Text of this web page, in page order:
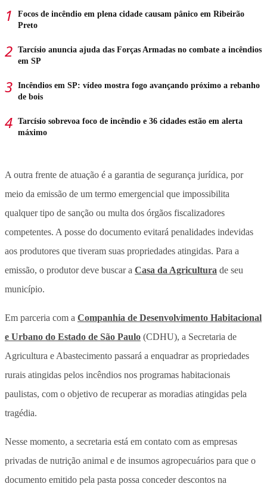
Focos de incêndio em plena cidade causam pânico em Ribeirão
Preto
Tarcísio anuncia ajuda das Forças Armadas no combate a incêndios
em SP
Incêndios em SP: vídeo mostra fogo avançando próximo a rebanho
de bois
Tarcísio sobrevoa foco de incêndio e 36 cidades estão em alerta
máximo
A outra frente de atuação é a garantia de segurança jurídica, por
meio da emissão de um termo emergencial que impossibilita
qualquer tipo de sanção ou multa dos órgãos fiscalizadores
competentes. A posse do documento evitará penalidades indevidas
aos produtores que tiveram suas propriedades atingidas. Para a
emissão, o produtor deve buscar a Casa da Agricultura de seu
município.
Em parceria com a Companhia de Desenvolvimento Habitacional
e Urbano do Estado de São Paulo (CDHU), a Secretaria de
Agricultura e Abastecimento passará a enquadrar as propriedades
rurais atingidas pelos incêndios nos programas habitacionais
paulistas, com o objetivo de recuperar as moradias atingidas pela
tragédia.
Nesse momento, a secretaria está em contato com as empresas
privadas de nutrição animal e de insumos agropecuários para que o
documento emitido pela pasta possa conceder descontos na